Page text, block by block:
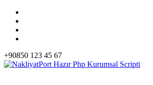
+90850 123 45 67